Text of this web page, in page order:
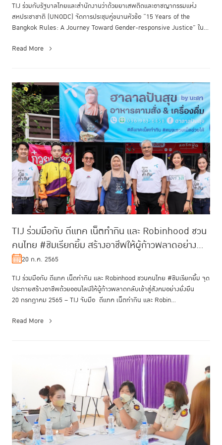
TIJ ร่วมกับรัฐบาลไทยและสำนักงานว่าด้วยยาเสพติดและอาชญากรรมแห่ง
สหประชาชาติ (UNODC) จัดการประชุมคู่ขนานหัวข้อ “15 Years of the
Bangkok Rules: A Journey Toward Gender-responsive Justice” ใน
Read More
TIJ ร่วมมือกับ ดีแทค เน็ตทำกิน และ Robinhood ชวน
คนไทย #ชิมเรียกยิ้ม สร้างอาชีพให้ผู้ก้าวพลาดอย่าง
ยั่งยืน20 ก.ค. 2565
TIJ ร่วมมือกับ ดีแทค เน็ตทำกิน และ Robinhood ชวนคนไทย #ชิมเรียกยิ้ม จุด
ประกายสร้างอาชีพด้วยออนไลน์ให้ผู้ก้าวพลาดกลับเข้าสู่สังคมอย่างยั่งยืน
20 กรกฎาคม 2565 – TIJ จับมือ ดีแทค เน็ตทำกิน และ Robin...
Read More